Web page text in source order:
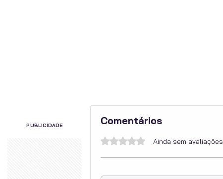
PUBLICIDADE Comentários
Avaliado com 0 de 5 estrelas.Ainda sem avaliações